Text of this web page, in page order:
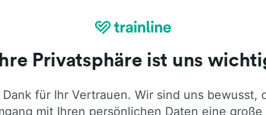
Ihre Privatsphäre ist uns
für Ihr Vertrauen. Wir sind uns bewusst,
mit Ihren persönlichen Daten eine große